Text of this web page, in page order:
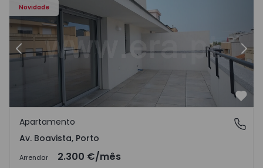
Novidade
Anterior
Av. Boavista, Porto
Apartamento
Av. Boavista, Porto
Arrendar 2.300 €/mês